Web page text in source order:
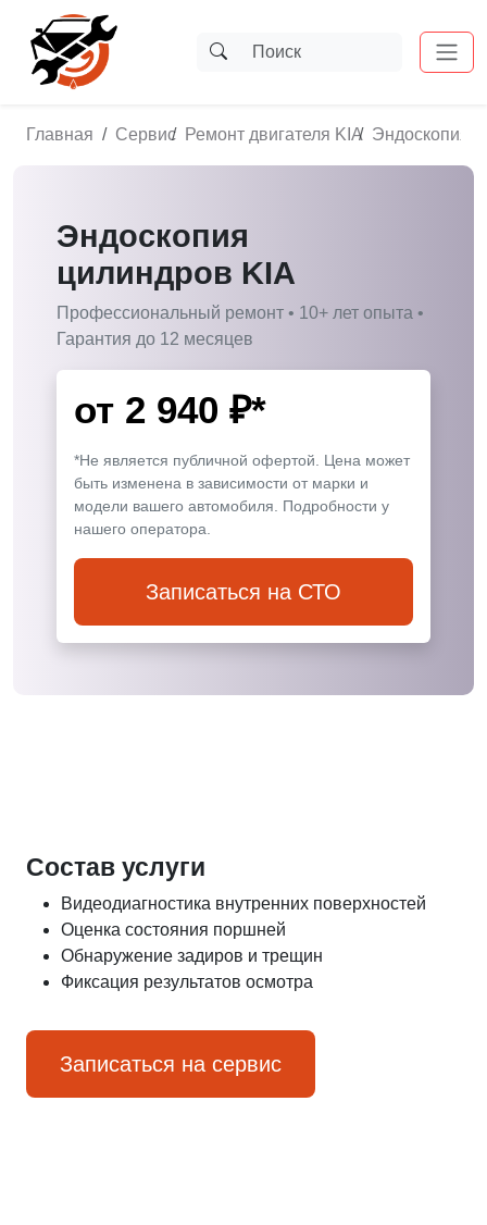
Главная Сервис Ремонт двигателя KIA Эндоскопия
Эндоскопия
цилиндров KIA
Профессиональный ремонт • 10+ лет опыта •
Гарантия до 12 месяцев
от 2 940 ₽*
*Не является публичной офертой. Цена может
быть изменена в зависимости от марки и
модели вашего автомобиля. Подробности у
нашего оператора.
Записаться на СТО
Состав услуги
Видеодиагностика внутренних поверхностей
Оценка состояния поршней
Обнаружение задиров и трещин
Фиксация результатов осмотра
Записаться на сервис